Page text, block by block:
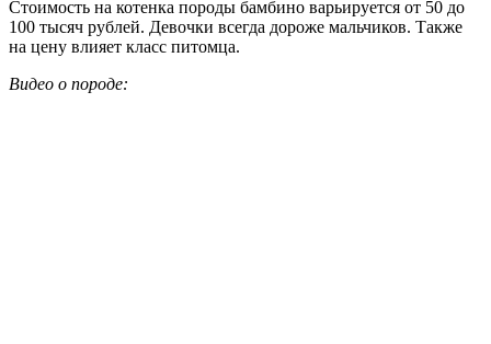
Стоимость на котенка породы бамбино варьируется от 50 до
100 тысяч рублей. Девочки всегда дороже мальчиков. Также
на цену влияет класс питомца.
Видео о породе: